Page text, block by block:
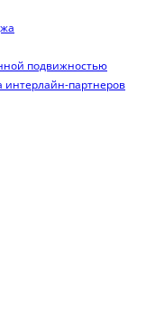
подвижностью
интерлайн-партнеров